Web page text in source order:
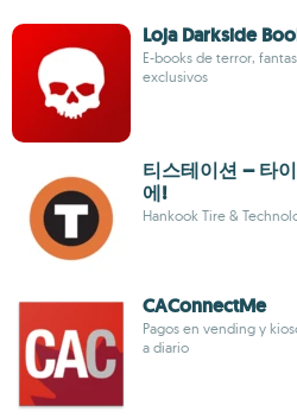
Loja Darkside
E-books de terror,
exclusivos
티스테이션 – 타
에!
Hankook Tire &
CAConnectMe
Pagos en vending y
a diario